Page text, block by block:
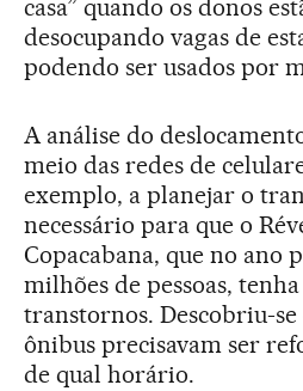
casa” quando os donos
desocupando vagas de
podendo ser usados por
A análise do
meio das redes de
exemplo, a planejar o
necessário para que o
Copacabana, que no ano
milhões de pessoas,
transtornos. Descobriu-
ônibus precisavam ser
de qual horário.